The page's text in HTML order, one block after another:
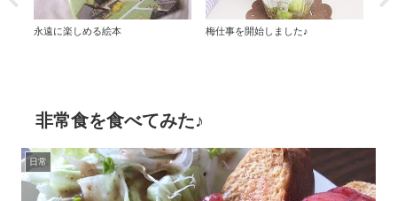
永遠に楽しめる絵本 梅仕事を開始しました♪
非常食を食べてみた♪
日常